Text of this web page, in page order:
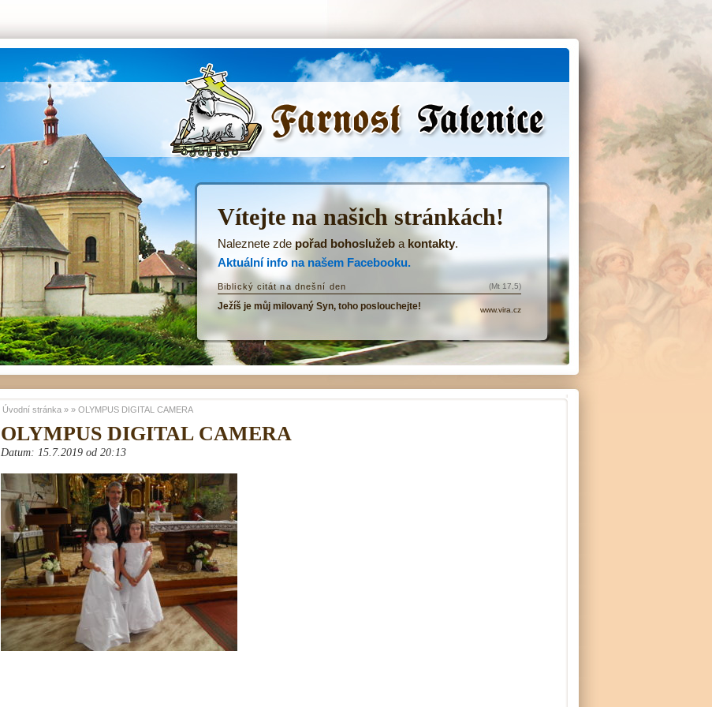
ŘKF Tatenice -
OLYMPUS DIGITAL CAMERA
Datum: 15.7.2019 od 20:13
Úvodní stránka » » OLYMPUS DIGITAL CAMERA
Vítejte na našich stránkách!
Naleznete zdepořad bohoslužeb a kontakty.
Aktuální info na našem Facebooku.
Biblický citát na dnešní den
Ježíš je můj milovaný Syn, toho poslouchejte!
(Mt 17,5)
www.vira.cz